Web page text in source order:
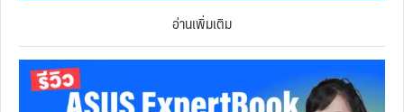
อ่านเพิ่มเติม